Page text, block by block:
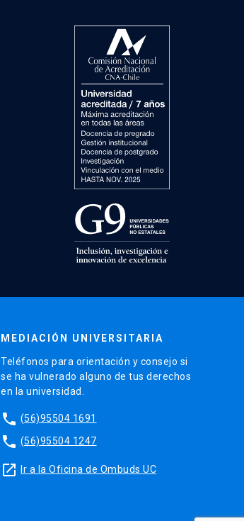
MEDIACIÓN UNIVERSITARIA
Teléfonos para orientación y consejo si
se ha vulnerado alguno de tus derechos
en la universidad.
phone (56)95504 1691
phone (56)95504 1247
launch Ir a la Oficina de Ombuds UC